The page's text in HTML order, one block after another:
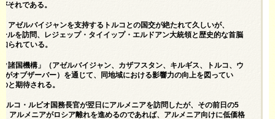
それである。
アゼルバイジャンを支持するトルコとの国交が絶たれて久しいが、
ルを訪問、レジェップ・タイイップ・エルドアン大統領と歴史的な首脳
られている。
諸国機構」（アゼルバイジャン、カザフスタン、キルギス、トルコ、ウ
オブザーバー）を通じて、同地域における影響力の向上を図ってい
と期待される。
ルコ・ルビオ国務長官が翌日にアルメニアを訪問したが、その前日の5
アルメニアがロシア離れを進めるのであれば、アルメニア向けに低価格